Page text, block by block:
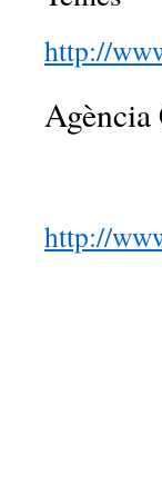
http://
Agència
http://